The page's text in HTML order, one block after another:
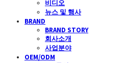
비디오
뉴스 및 행사
BRAND
BRAND STORY
회사소개
사업분야
OEM/ODM